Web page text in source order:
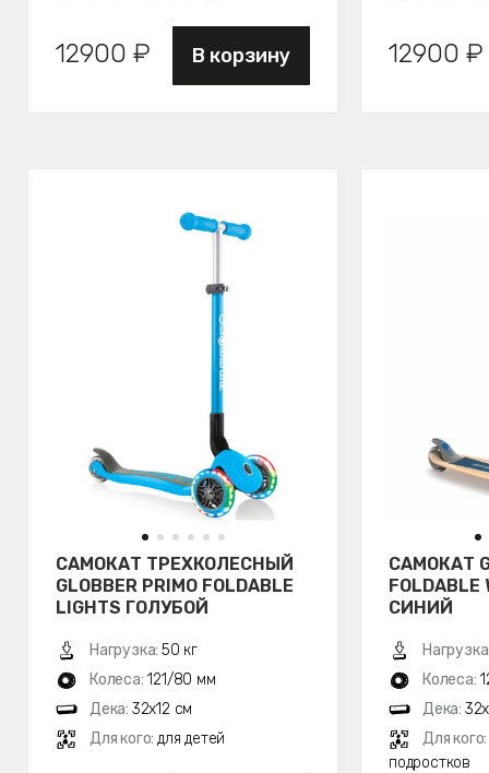
12900 ₽ В корзину 12900 ₽
САМОКАТ ТРЕХКОЛЕСНЫЙ
GLOBBER PRIMO FOLDABLE
LIGHTS ГОЛУБОЙ
Нагрузка: 50 кг
Колеса: 121/80 мм
Дека: 32х12 см
Для кого: для детей
САМОКАТ
FOLDABLE
СИНИЙ
Колеса:
Дека:
Для кого:
подростков